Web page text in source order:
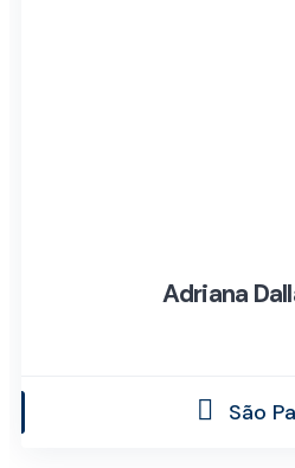
Adriana
São